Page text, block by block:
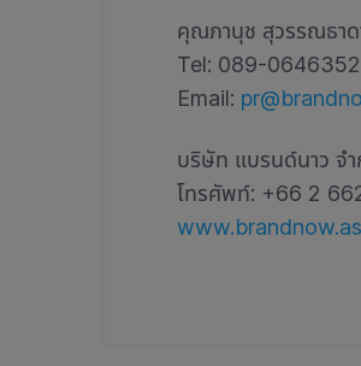
คุณภานุช สุวรรณธาด
Tel: 089-0646352
Email:
บริษัท แบรนด์นาว จ
โทรศัพท์: +66 2